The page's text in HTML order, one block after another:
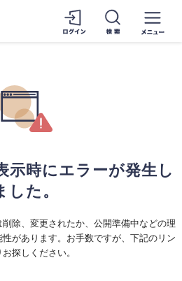
示時にエラーが発生し
した。
除、変更されたか、公開準備中などの理
があります。お手数ですが、下記のリン
探しください。